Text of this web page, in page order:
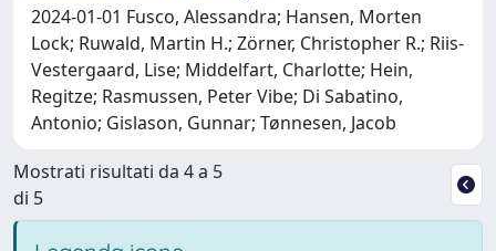
2024-01-01 Fusco, Alessandra; Hansen, Morten
Lock; Ruwald, Martin H.; Zörner, Christopher R.; Riis-
Vestergaard, Lise; Middelfart, Charlotte; Hein,
Regitze; Rasmussen, Peter Vibe; Di Sabatino,
Antonio; Gislason, Gunnar; Tønnesen, Jacob
Mostrati risultati da 4 a 5
di 5